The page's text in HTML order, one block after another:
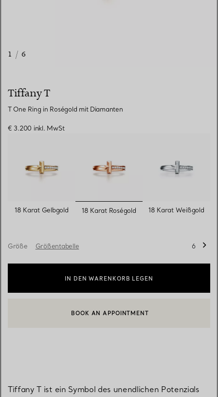
1 / 6
Tiffany T
T One Ring in Roségold mit Diamanten
€ 3.200 inkl. MwSt
18 Karat Gelbgold ausgewählt
18 Karat Roségold 18 Karat Weißgold
Größe Größentabelle 6
IN DEN WARENKORB LEGEN
EINEN KUNDENBERATER KONTAKTIEREN ODER EINEN
BOOK AN APPOINTMENT
Tiffany T ist ein Symbol des unendlichen Potenzials